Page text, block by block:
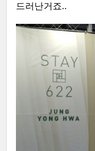
드러난거죠..